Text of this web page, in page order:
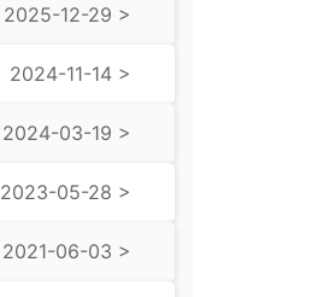
2025-12-29 >
2024-11-14 >
2024-03-19 >
2023-05-28 >
2021-06-03 >